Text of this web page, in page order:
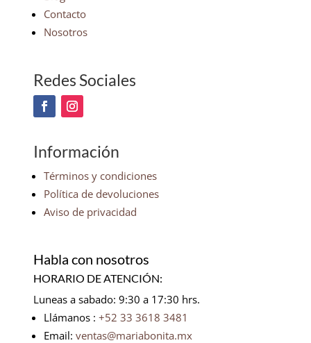
Contacto
Nosotros
Redes Sociales
Información
Términos y condiciones
Política de devoluciones
Aviso de privacidad
Habla con nosotros
HORARIO DE ATENCIÓN:
Luneas a sabado: 9:30 a 17:30 hrs.
Llámanos : +52 33 3618 3481
Email: ventas@mariabonita.mx